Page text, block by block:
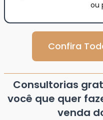
ou
Confira
Consultorias
você que quer
venda